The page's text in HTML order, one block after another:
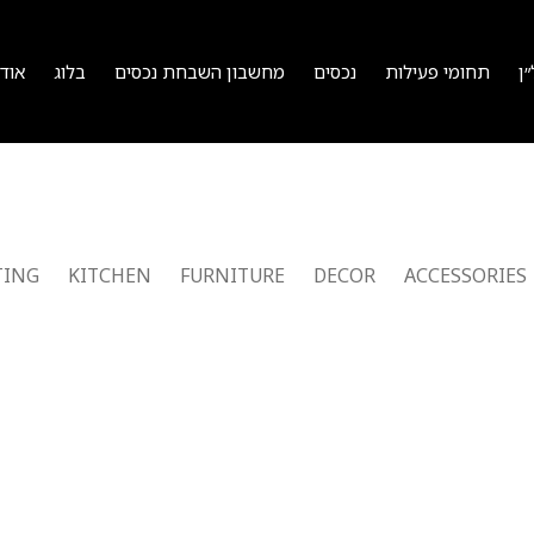
תחומי פעילות נכסים מחשבון השבחת נכסים בלוג
ACCESSORIES
DECOR
FURNITURE
KITCHEN